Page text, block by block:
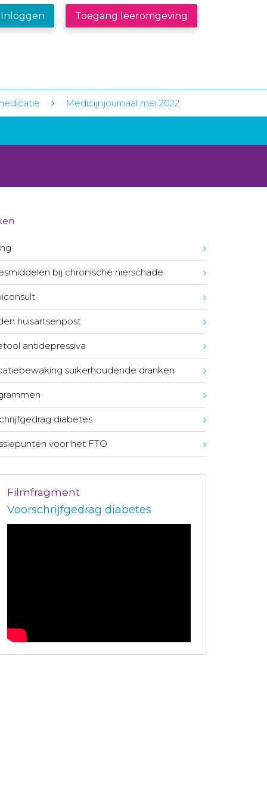
Inloggen Toegang leeromgeving
Medicijnjournaal mei 2022
bij chronische nierschade
huisartsenpost
antidepressiva
suikerhoudende dranken
diabetes
voor het FTO
Filmfragment
Voorschrijfgedrag diabetes